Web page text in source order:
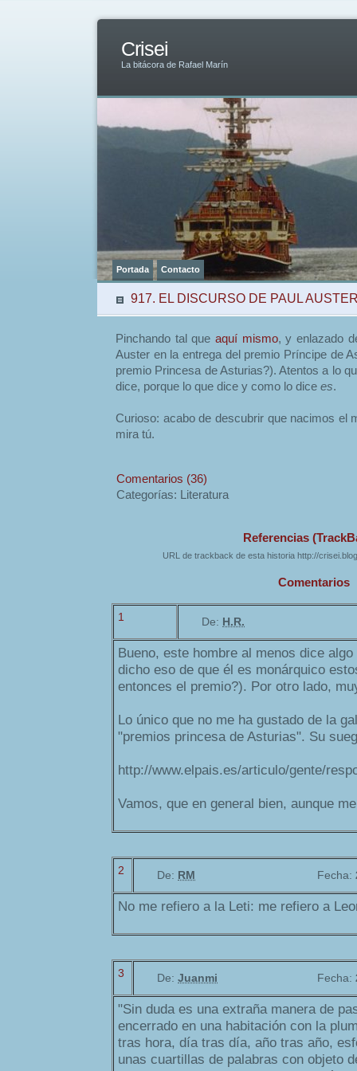
Crisei
La bitácora de Rafael Marín
Portada Contacto
917. EL DISCURSO DE PAUL
Pinchando tal queaquí mismo, y enlazado
Auster en la entrega del premio Príncipe de
premio Princesa de Asturias?). Atentos a lo
dice, porque lo que dice y como lo dice es.
Curioso: acabo de descubrir que nacimos el
mira tú.
Comentarios (36)
Categorías: Literatura
Referencias
URL de trackback de esta historia http://
Comentarios
1 De: H.R.
Bueno, este hombre al menos dice
dicho eso de que él es monárquico
entonces el premio?). Por otro lado,
Lo único que no me ha gustado de la
"premios princesa de Asturias". Su
http://www.elpais.es/articulo/gente/
Vamos, que en general bien, aunque
2 De: RM Fecha:
No me refiero a la Leti: me refiero a
3 De: Juanmi Fecha:
"Sin duda es una extraña manera de
encerrado en una habitación con la
tras hora, día tras día, año tras año,
unas cuartillas de palabras con objeto